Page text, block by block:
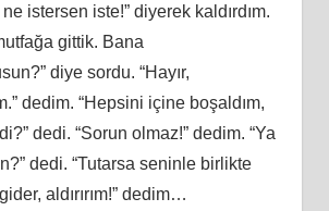
istersen iste!” diyerek kaldırdım.
gittik. Bana
diye sordu. “Hayır,
dedim. “Hepsini içine boşaldım,
dedi. “Sorun olmaz!” dedim. “Ya
dedi. “Tutarsa seninle birlikte
aldırırım!” dedim…